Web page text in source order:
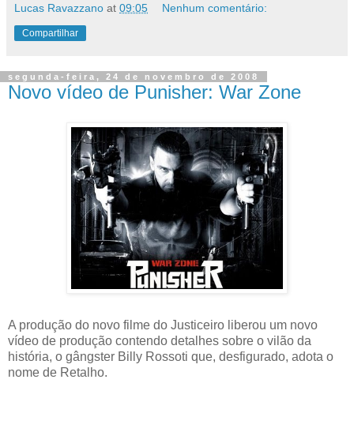
Lucas Ravazzano at 09:05 Nenhum comentário:
Compartilhar
segunda-feira, 24 de novembro de 2008
Novo vídeo de Punisher: War Zone
A produção do novo filme do Justiceiro liberou um novo
vídeo de produção contendo detalhes sobre o vilão da
história, o gângster Billy Rossoti que, desfigurado, adota o
nome de Retalho.